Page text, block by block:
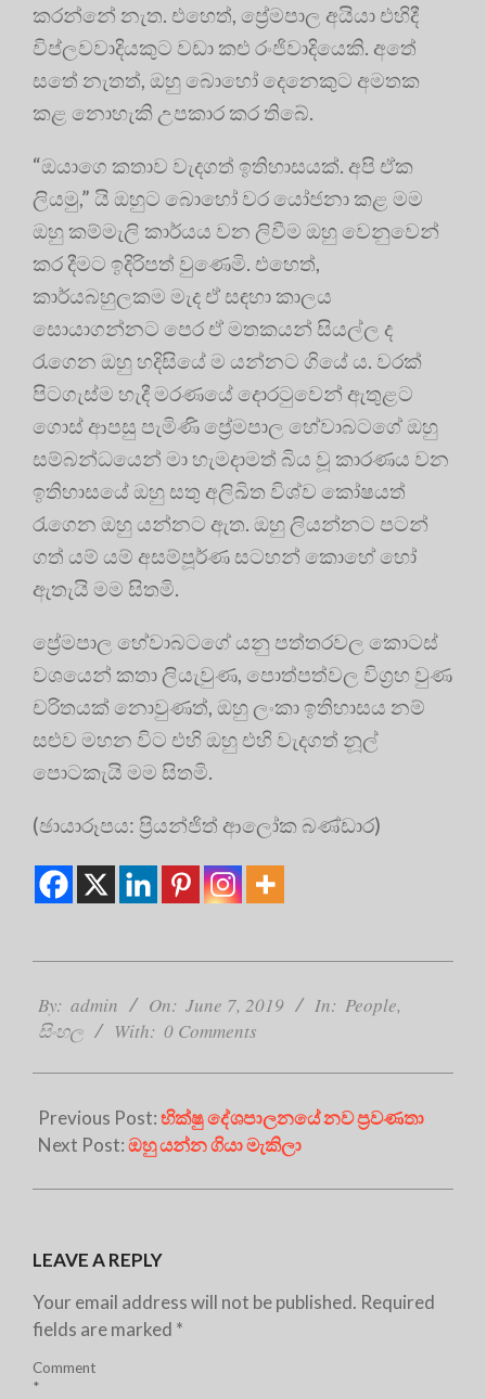
කරන්නේ නැත. එහෙත්, ප්‍රේමපාල අයියා එහිදී
විප්ලවවාදියකුට වඩා කළු රංජිවාදියෙකි. අතේ
සතේ නැතත්, ඔහු බොහෝ දෙනෙකුට අමතක
කළ නොහැකි උපකාර කර තිබේ.
“ඔයාගෙ කතාව වැදගත් ඉතිහාසයක්. අපි ඒක
ලියමු,” යි ඔහුට බොහෝ වර යෝජනා කළ මම
ඔහු කම්මැලි කාර්යය වන ලිවීම ඔහු වෙනුවෙන්
කර දීමට ඉදිරිපත් වුණෙමි. එහෙත්,
කාර්යබහුලකම මැද ඒ සඳහා කාලය
සොයාගන්නට පෙර ඒ මතකයන් සියල්ල ද
රැගෙන ඔහු හදිසියේ ම යන්නට ගියේ ය. වරක්
පිටගැස්ම හැදී මරණයේ දොරටුවෙන් ඇතුළට
ගොස් ආපසු පැමිණි ප්‍රේමපාල හේවාබටගේ ඔහු
සම්බන්ධයෙන් මා හැමදාමත් බිය වූ කාරණය වන
ඉතිහාසයේ ඔහු සතු අලිඛිත විශ්ව කෝෂයත්
රැගෙන ඔහු යන්නට ඇත. ඔහු ලියන්නට පටන්
ගත් යම් යම් අසම්පූර්ණ සටහන් කොහේ හෝ
ඇතැයි මම සිතමි.
ප්‍රේමපාල හේවාබටගේ යනු පත්තරවල කොටස්
වශයෙන් කතා ලියැවුණ, පොත්පත්වල විග්‍රහ වුණ
චරිතයක් නොවුණත්, ඔහු ලංකා ඉතිහාසය නම්
සළුව මහන විට එහි ඔහු එහි වැදගත් නූල්
පොටකැයි මම සිතමි.
(ඡායාරූපය: ප්‍රියන්ජිත් ආලෝක බණ්ඩාර)
06-
07
By: admin On: June 7, 2019 In: People,
සිංහල
With: 0 Comments
Previous Post:භික්ෂු දේශපාලනයේ නව ප්‍රවණතා
Next Post:ඔහු යන්න ගියා මැකිලා
LEAVE A REPLY
Your email address will not be published. Required
fields are marked *
Comment
*